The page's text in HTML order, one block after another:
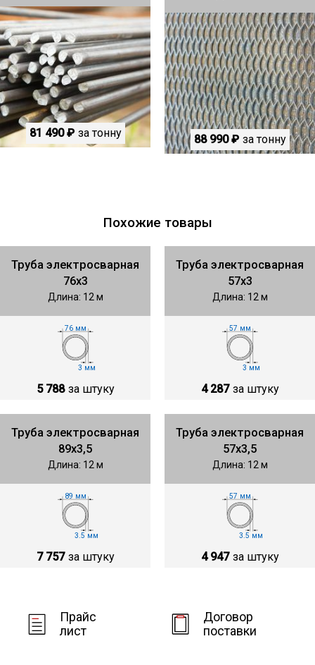
81 490 ₽ за тонну 88 990 ₽ за тонну
Похожие товары
Труба электросварная
76х3
Длина: 12 м
76 мм
3 мм
5 788 за штуку
Труба электросварная
57х3
Длина: 12 м
57 мм
3 мм
4 287 за штуку
Труба электросварная
89х3,5
Длина: 12 м
89 мм
3.5 мм
7 757 за штуку
Труба электросварная
57х3,5
Длина: 12 м
57 мм
3.5 мм
4 947 за штуку
Прайс
лист
Договор
поставки